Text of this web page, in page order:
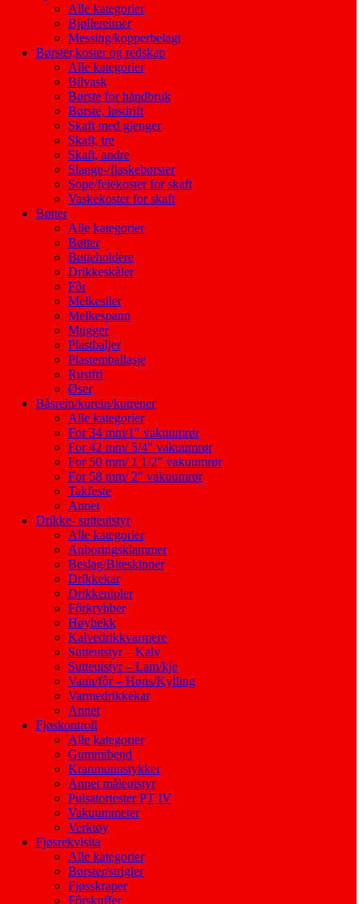
Alle kategorier
Bjøllereimer
Messing/kopperbelagt
Børster,koster og redskap
Alle kategorier
Bilvask
Børste for håndbruk
Børste, løsdrift
Skaft med gjenger
Skaft, tre
Skaft, andre
Slange-/flaskebørster
Sope/feiekoster for skaft
Vaskekoster for skaft
Bøtter
Alle kategorier
Bøtter
Bøtteholdere
Drikkeskåler
Fôr
Melkesiler
Melkespann
Mugger
Plastbaljer
Plastemballasje
Rustfri
Øser
Båsrein/kurein/kutrener
Alle kategorier
For 34 mm/1″ vakuumrør
For 42 mm/ 5/4″ vakuumrør
For 50 mm/ 1 1/2″ vakuumrør
For 58 mm/ 2″ vakuumrør
Takfeste
Annet
Drikke- sutteutstyr
Alle kategorier
Anboringsklammer
Beslag/Biteskinner
Drikkekar
Drikkenipler
Fôrkrybber
Høyhekk
Kalvedrikkvarmere
Sutteutstyr – Kalv
Sutteutstyr – Lam/kje
Vann/fôr – Høns/Kylling
Varmedrikkekar
Annet
Fjøskontroll
Alle kategorier
Gummibend
Kranmunnstykker
Annet måleutstyr
Pulsatortester PT IV
Vakuummeter
Verktøy
Fjøsrekvisita
Alle kategorier
Børster/strigler
Fjøsskraper
Fôrskuffer